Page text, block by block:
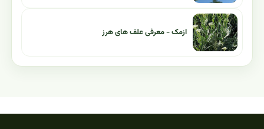
ازمک - معرفی علف های هرز